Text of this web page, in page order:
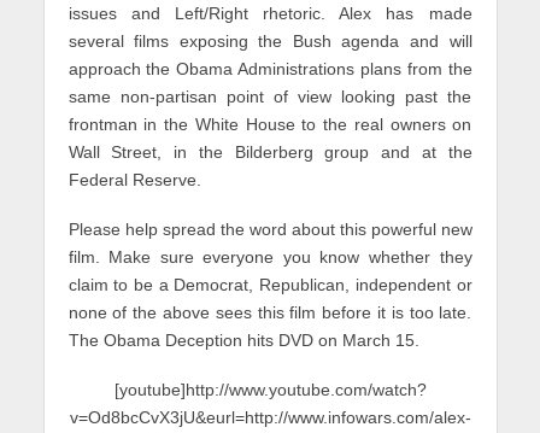
issues and Left/Right rhetoric. Alex has made
several films exposing the Bush agenda and will
approach the Obama Administrations plans from the
same non-partisan point of view looking past the
frontman in the White House to the real owners on
Wall Street, in the Bilderberg group and at the
Federal Reserve.
Please help spread the word about this powerful new
film. Make sure everyone you know whether they
claim to be a Democrat, Republican, independent or
none of the above sees this film before it is too late.
The Obama Deception hits DVD on March 15.
[youtube]http://www.youtube.com/watch?
v=Od8bcCvX3jU&eurl=http://www.infowars.com/alex-